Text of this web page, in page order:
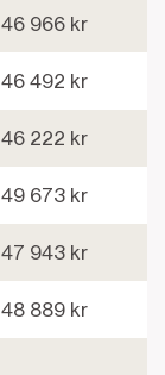
46 966 kr
46 492 kr
46 222 kr
49 673 kr
47 943 kr
48 889 kr